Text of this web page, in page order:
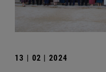
13 | 02 | 2024